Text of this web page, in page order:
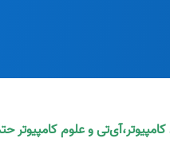
و علوم کامپیوتر